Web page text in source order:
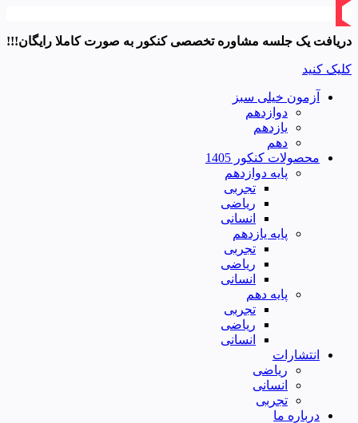
دریافت یک جلسه مشاوره تخصصی کنکور به صورت کاملا رایگان!!!
کلیک کنید
آزمون خیلی سبز
دوازدهم
یازدهم
دهم
محصولات کنکور 1405
پایه دوازدهم
تجربی
ریاضی
انسانی
پایه یازدهم
تجربی
ریاضی
انسانی
پایه دهم
تجربی
ریاضی
انسانی
انتشارات
ریاضی
انسانی
تجربی
درباره ما